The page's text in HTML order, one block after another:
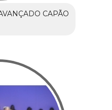
CAPÃO